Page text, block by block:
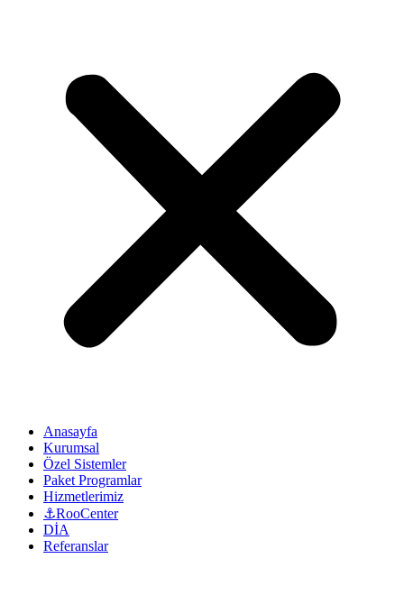
Anasayfa
Kurumsal
Özel Sistemler
Paket Programlar
Hizmetlerimiz
⚓RooCenter
DİA
Referanslar